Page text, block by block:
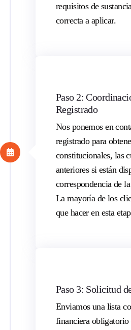
requisitos de
correcta a aplicar.
Paso 2:
Registrado
Nos ponemos en
registrado para
constitucionales, las
anteriores si están
correspondencia de
La mayoría de los
que hacer en esta
Paso 3: Solicitud
Enviamos una lista
financiera obligatorio